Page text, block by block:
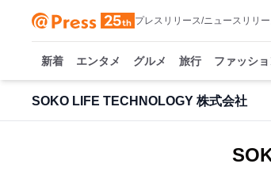
プレスリリース/ニュースリリ
新着 エンタメ グルメ 旅行 ファッシ
SOKO LIFE TECHNOLOGY 株式会社